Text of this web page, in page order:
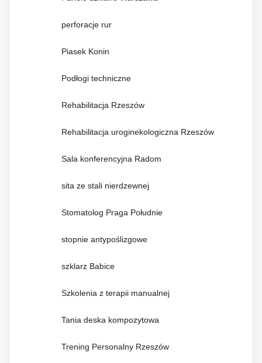
perforacje rur
Piasek Konin
Podłogi techniczne
Rehabilitacja Rzeszów
Rehabilitacja uroginekologiczna Rzeszów
Sala konferencyjna Radom
sita ze stali nierdzewnej
Stomatolog Praga Południe
stopnie antypoślizgowe
szklarz Babice
Szkolenia z terapii manualnej
Tania deska kompozytowa
Trening Personalny Rzeszów